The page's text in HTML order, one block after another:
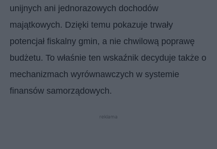
unijnych ani jednorazowych dochodów
majątkowych. Dzięki temu pokazuje trwały
potencjał fiskalny gmin, a nie chwilową poprawę
budżetu. To właśnie ten wskaźnik decyduje także o
mechanizmach wyrównawczych w systemie
finansów samorządowych.
reklama